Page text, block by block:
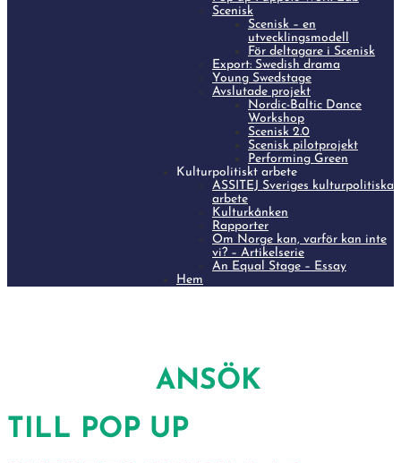
Scenisk
Scenisk – en
utvecklingsmodell
För deltagare i Scenisk
Export: Swedish drama
Young Swedstage
Avslutade projekt
Nordic-Baltic Dance
Workshop
Scenisk 2.0
Scenisk pilotprojekt
Performing Green
Kulturpolitiskt arbete
ASSITEJ Sveriges kulturpolitiska
arbete
Kulturkånken
Rapporter
Om Norge kan, varför kan inte
vi? – Artikelserie
An Equal Stage – Essay
Hem
ANSÖK
TILL POP UP